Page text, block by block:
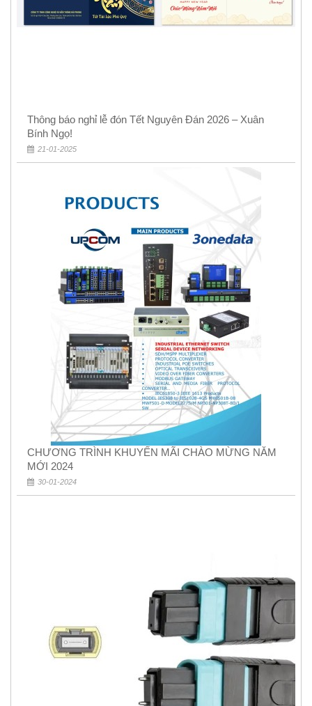
Thông báo nghỉ lễ đón Tết Nguyên Đán 2026 – Xuân
Bính Ngọ!
21-01-2025
CHƯƠNG TRÌNH KHUYẾN MÃI CHÀO MỪNG NĂM
MỚI 2024
30-01-2024